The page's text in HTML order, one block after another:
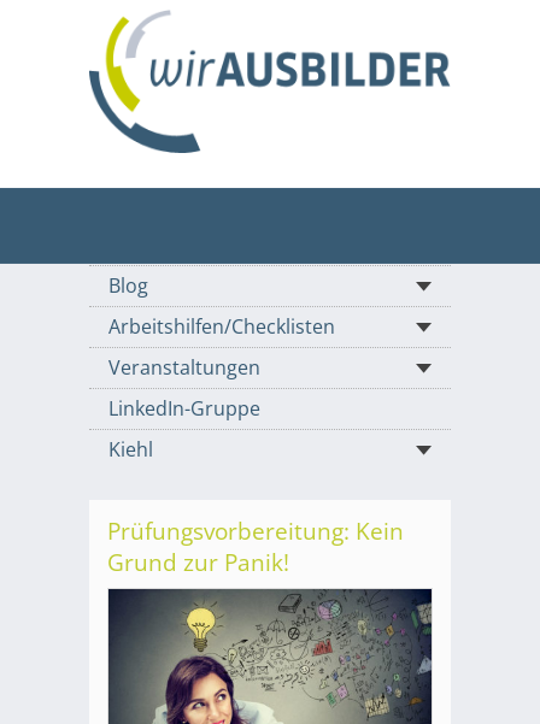
Blog
Arbeitshilfen/Checklisten
Veranstaltungen
LinkedIn-Gruppe
Kiehl
Prüfungsvorbereitung: Kein
Grund zur Panik!